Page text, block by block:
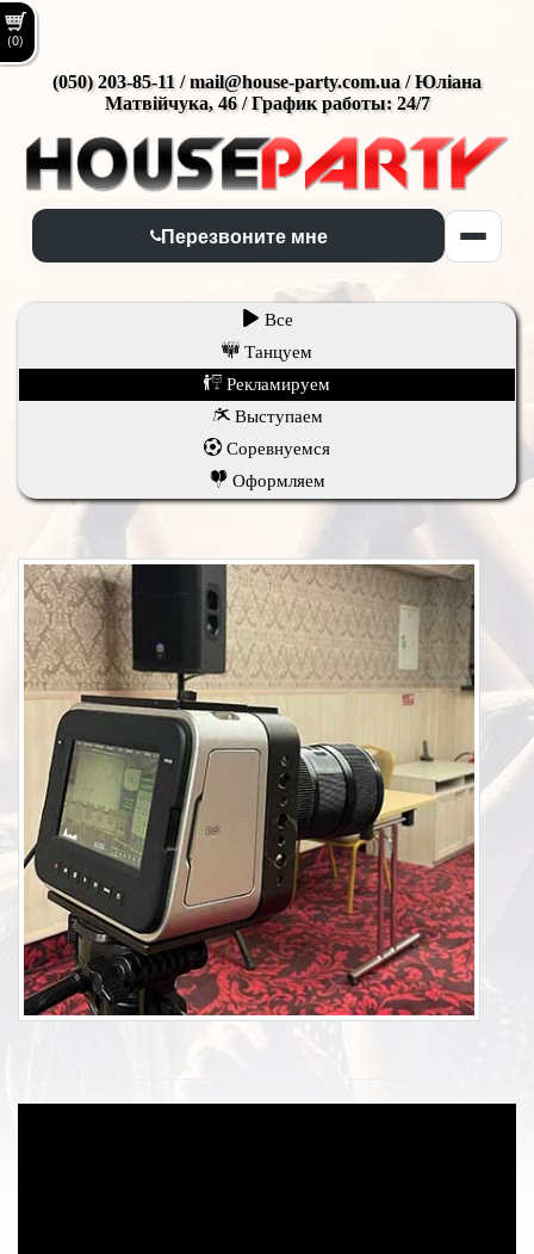
(0)
(050) 203-85-11 / mail@house-party.com.ua / Юліана
Матвійчука, 46 / График работы: 24/7
Перезвоните мне
Все
Танцуем
Рекламируем
Выступаем
Соревнуемся
Оформляем